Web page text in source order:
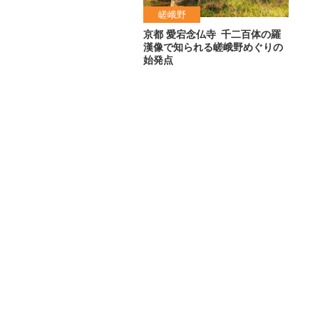
嵯峨野
京都 愛宕念仏寺 千二百体の羅
漢像で知られる嵯峨野めぐりの
始発点